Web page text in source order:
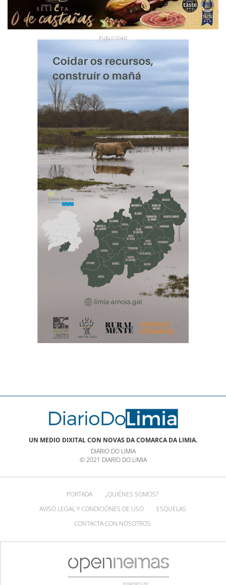
UN MEDIO DIXITAL CON NOVAS DA COMARCA DA LIMIA.
DIARIO DO LIMIA
© 2021 DIARIO DO LIMIA
PORTADA
¿QUIÉNES SOMOS?
AVISO LEGAL Y CONDICIÓNES DE USO
ESQUELAS
CONTACTA CON NOSOTROS